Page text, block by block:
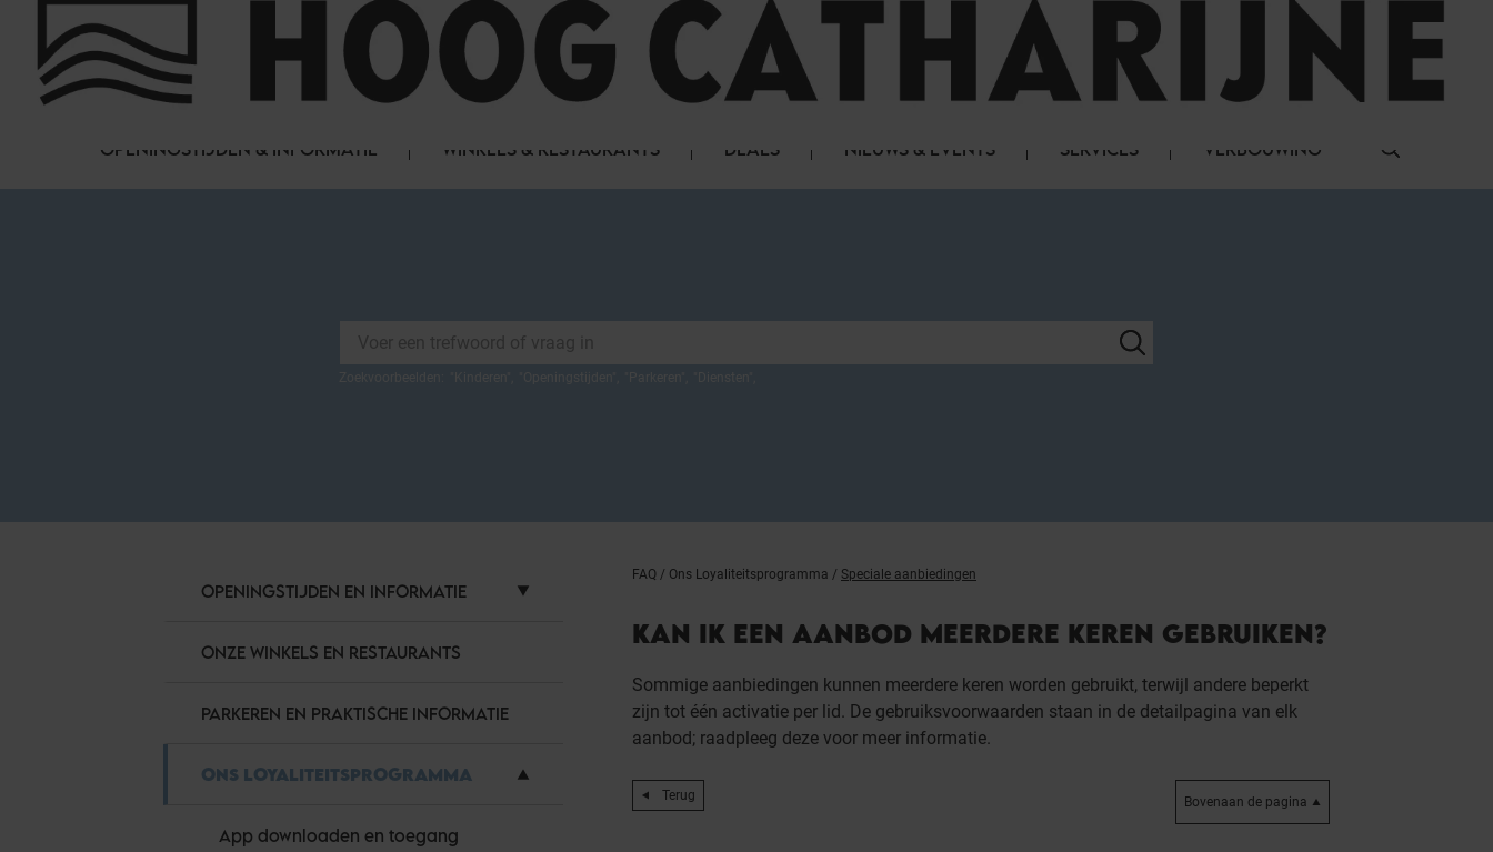
FAQ
HET WINKELCENTRUM
LOG IN
OPENINGSTIJDEN & INFORMATIE WINKELS & RESTAURANTS DEALS NIEUWS & EVENTS SERVICES VERBOUWING
OPENINGSTIJDEN EN INFORMATIE
ONZE WINKELS EN RESTAURANTS
PARKEREN EN PRAKTISCHE INFORMATIE
ONS LOYALITEITSPROGRAMMA
App downloaden en toegang
FAQ / Ons Loyaliteitsprogramma / Speciale aanbiedingen
KAN IK EEN AANBOD MEERDERE KEREN GEBRUIKEN?
Sommige aanbiedingen kunnen meerdere keren worden gebruikt, terwijl andere beperkt
zijn tot één activatie per lid. De gebruiksvoorwaarden staan in de detailpagina van elk
aanbod; raadpleeg deze voor meer informatie.
Terug Bovenaan de pagina